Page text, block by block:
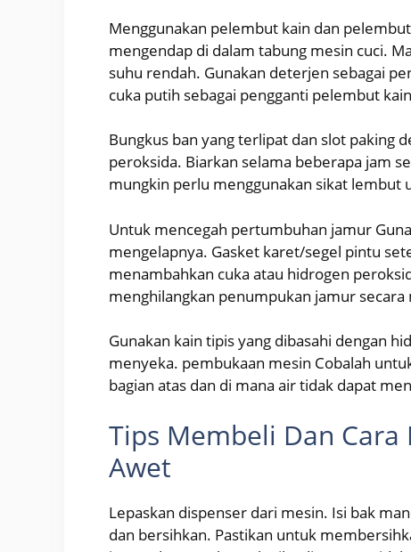
Menggunakan pelembut kain dan
mengendap di dalam tabung mesin cuci.
suhu rendah. Gunakan deterjen sebagai
cuka putih sebagai pengganti pelembut
Bungkus ban yang terlipat dan slot paking
peroksida. Biarkan selama beberapa jam
mungkin perlu menggunakan sikat lembut
Untuk mencegah pertumbuhan jamur
mengelapnya. Gasket karet/segel pintu
menambahkan cuka atau hidrogen
menghilangkan penumpukan jamur
Gunakan kain tipis yang dibasahi dengan
menyeka. pembukaan mesin Cobalah
bagian atas dan di mana air tidak dapat
Tips Membeli Dan
Awet
Lepaskan dispenser dari mesin. Isi bak
dan bersihkan. Pastikan untuk